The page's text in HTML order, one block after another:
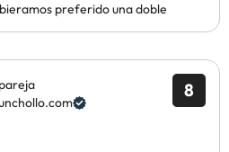
preferido una doble
8